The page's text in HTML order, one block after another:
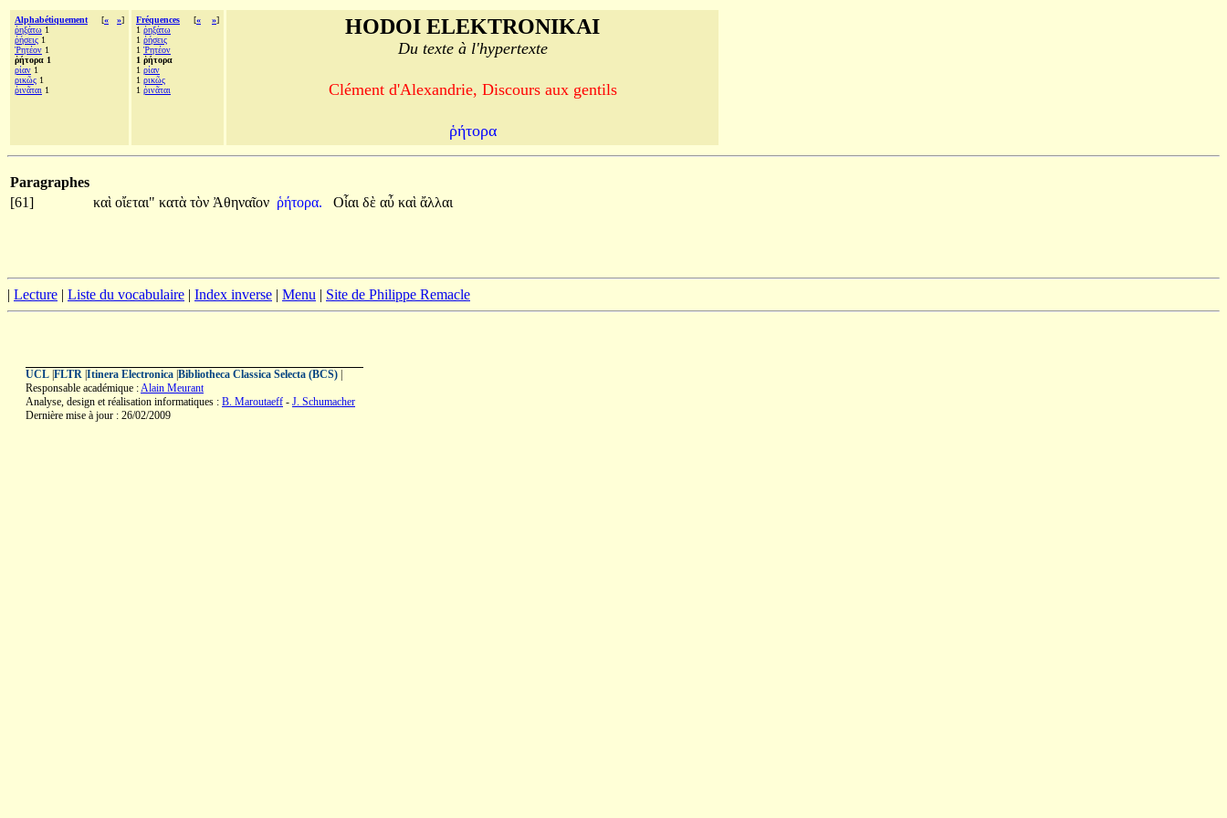
Alphabétiquement [« »]
ῥηξάτω 1
ῥήσεις 1
Ῥητέον 1
ῥήτορα 1
ρίαν 1
ρικῶς 1
ῥινᾶται 1
Fréquences [« »]
1 ῥηξάτω
1 ῥήσεις
1 Ῥητέον
1 ῥήτορα
1 ρίαν
1 ρικῶς
1 ῥινᾶται
HODOI ELEKTRONIKAI
Du texte à l'hypertexte
Clément d'Alexandrie, Discours aux gentils
ῥήτορα
Paragraphes
[61]
καὶ οἴεται" κατὰ τὸν Ἀθηναῖον ῥήτορα. Οἷαι δὲ αὖ καὶ ἄλλαι
| Lecture | Liste du vocabulaire | Index inverse | Menu | Site de Philippe Remacle
UCL FLTR Itinera Electronica Bibliotheca Classica Selecta (BCS)
Responsable académique :Alain Meurant
Analyse, design et réalisation informatiques : B. Maroutaeff - J. Schumacher
Dernière mise à jour : 26/02/2009